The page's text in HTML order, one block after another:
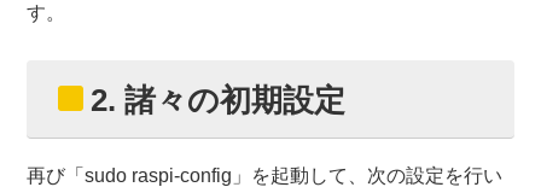
す。
2. 諸々の初期設定
再び「sudo raspi-config」を起動して、次の設定を行い